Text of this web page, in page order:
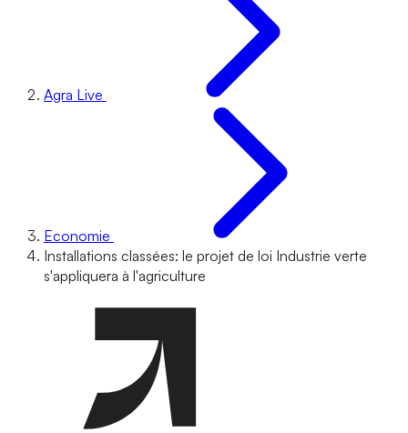
Agra Live
Economie
Installations classées: le projet de loi Industrie verte
s'appliquera à l'agriculture